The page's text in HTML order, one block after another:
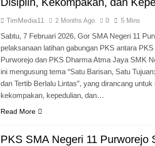
TimMedia11 2 Months Ago 0 5 Mins
Sabtu, 7 Februari 2026, Gor SMA Negeri 11
pelaksanaan latihan gabungan PKS antara
Purworejo dan PKS Dharma Atma Jaya SMK
ini mengusung tema “Satu Barisan, Satu
dan Tertib Berlalu Lintas”, yang dirancang
kekompakan, kepedulian, dan…
Read More
PKS SMA Negeri 11 Purworejo